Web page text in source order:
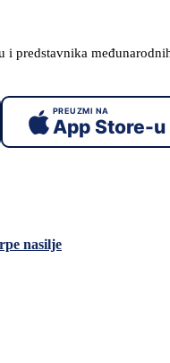
predstavnika
PREUZMI NA
App Store-u
nasilje